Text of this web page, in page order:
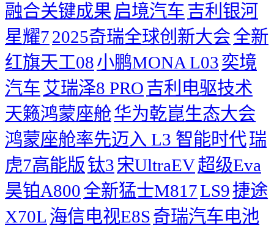
融合关键成果 启境汽车吉利银河
星耀72025奇瑞全球创新大会​全新
红旗天工08小鹏MONA L03奕境
汽车艾瑞泽8 PRO吉利电驱技术
天籁鸿蒙座舱华为乾崑生态大会
鸿蒙座舱率先迈入 L3 智能时代瑞
虎7高能版钛3 宋UltraEV超级Eva
昊铂A800全新猛士M817LS9捷途
X70L 海信电视E8S奇瑞汽车电池